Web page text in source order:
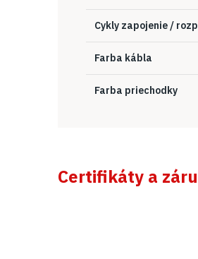
Cykly zapojenie /
Farba kábla
Farba priechodky
Certifikáty a